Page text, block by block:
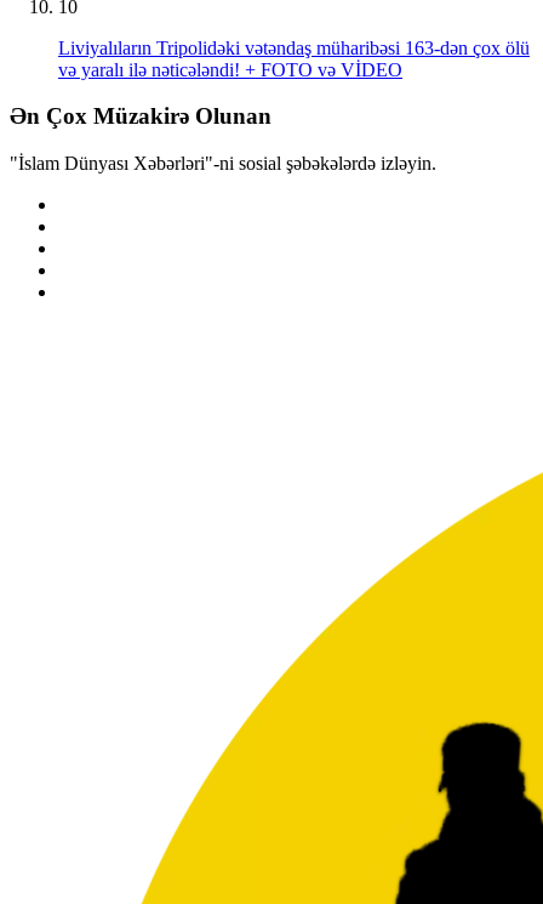
10
Liviyalıların Tripolidəki vətəndaş müharibəsi 163-dən çox ölü
və yaralı ilə nəticələndi! + FOTO və VİDEO
Ən Çox Müzakirə Olunan
"İslam Dünyası Xəbərləri"-ni sosial şəbəkələrdə izləyin.